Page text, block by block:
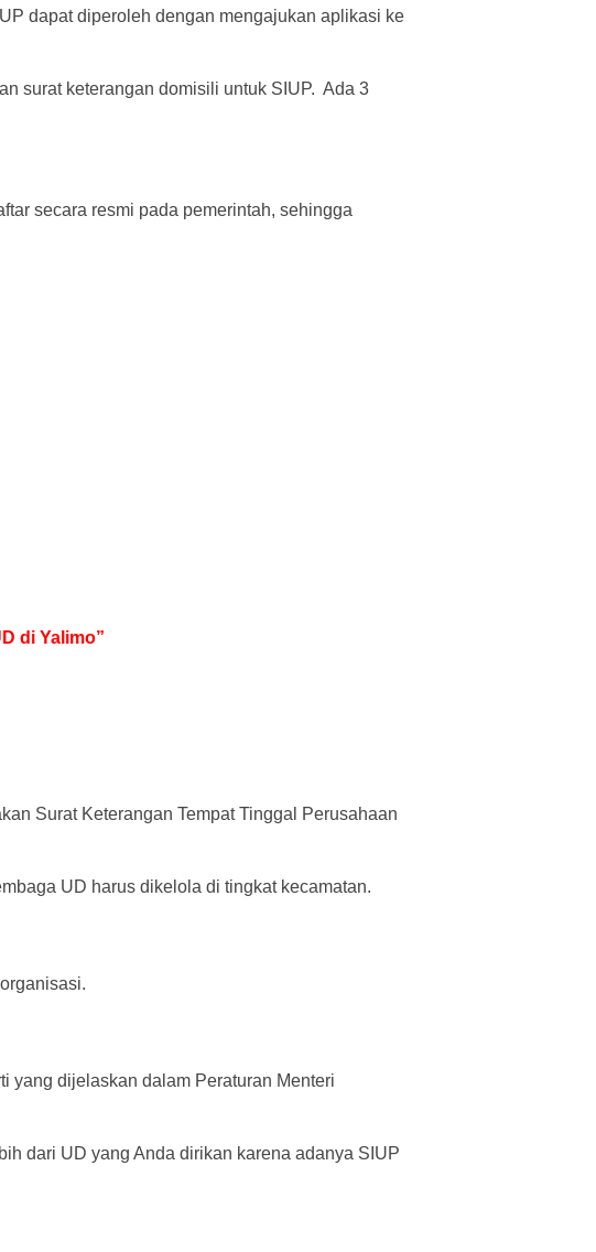
dapat diperoleh dengan mengajukan aplikasi ke
surat keterangan domisili untuk SIUP. Ada 3
secara resmi pada pemerintah, sehingga
di Yalimo”
Surat Keterangan Tempat Tinggal Perusahaan
UD harus dikelola di tingkat kecamatan.
yang dijelaskan dalam Peraturan Menteri
dari UD yang Anda dirikan karena adanya SIUP